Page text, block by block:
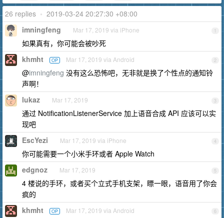
26 replies • 2019-03-24 20:27:30 +08:00
1
imningfeng Mar 17, 2019 via iPhone
如果真有，你可能会被吵死
2
khmht OP Mar 17, 2019 via Android
@imningfeng 没有这么恐怖吧，无非就是换了个性点的通知铃
声啊！
3
lukaz Mar 17, 2019
通过 NotificationListenerService 加上语音合成 API 应该可以实
现吧
4
EscYezi Mar 17, 2019 via iPhone
你可能需要一个小米手环或者 Apple Watch
5
edgnoz Mar 17, 2019
4 楼说的手环，或者买个立式手机支架，瞟一眼，语音用了你会
疯的
6
khmht OP Mar 17, 2019 via Android